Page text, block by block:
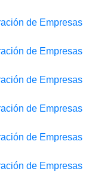
de Empresas
de Empresas
de Empresas
de Empresas
de Empresas
de Empresas